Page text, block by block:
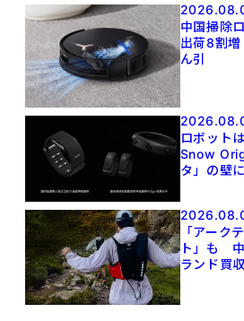
中国掃除
出荷8割
ん引
ロボット
Snow
タ」の壁
「アーク
ト」も 中
ランド買